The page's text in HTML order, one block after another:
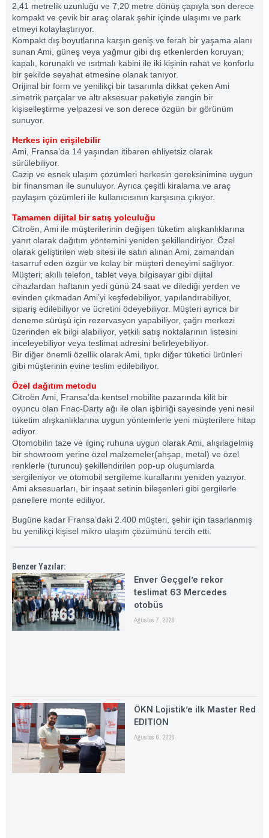
2,41 metrelik uzunluğu ve 7,20 metre dönüş çapıyla son derece
kompakt ve çevik bir araç olarak şehir içinde ulaşımı ve park
etmeyi kolaylaştırıyor.
Kompakt dış boyutlarına karşın geniş ve ferah bir yaşama alanı
sunan Ami, güneş veya yağmur gibi dış etkenlerden koruyan;
kapalı, korunaklı ve ısıtmalı kabini ile iki kişinin rahat ve konforlu
bir şekilde seyahat etmesine olanak tanıyor.
Orijinal bir form ve yenilikçi bir tasarımla dikkat çeken Ami
simetrik parçalar ve altı aksesuar paketiyle zengin bir
kişiselleştirme yelpazesi ve son derece özgün bir görünüm
sunuyor.
Herkes için erişilebilir
Ami, Fransa’da 14 yaşından itibaren ehliyetsiz olarak
sürülebiliyor.
Cazip ve esnek ulaşım çözümleri herkesin gereksinimine uygun
bir finansman ile sunuluyor. Ayrıca çeşitli kiralama ve araç
paylaşım çözümleri ile kullanıcısının karşısına çıkıyor.
Tamamen dijital bir satış yolculuğu
Citroën, Ami ile müşterilerinin değişen tüketim alışkanlıklarına
yanıt olarak dağıtım yöntemini yeniden şekillendiriyor. Özel
olarak geliştirilen web sitesi ile satın alınan Ami, zamandan
tasarruf eden özgür ve kolay bir müşteri deneyimi sağlıyor.
Müşteri; akıllı telefon, tablet veya bilgisayar gibi dijital
cihazlardan haftanın yedi günü 24 saat ve dilediği yerden ve
evinden çıkmadan Ami’yi keşfedebiliyor, yapılandırabiliyor,
sipariş edilebiliyor ve ücretini ödeyebiliyor. Müşteri ayrıca bir
deneme sürüşü için rezervasyon yapabiliyor, çağrı merkezi
üzerinden ek bilgi alabiliyor, yetkili satış noktalarının listesini
inceleyebiliyor veya teslimat adresini belirleyebiliyor.
Bir diğer önemli özellik olarak Ami, tıpkı diğer tüketici ürünleri
gibi müşterinin evine teslim edilebiliyor.
Özel dağıtım metodu
Citroën Ami, Fransa’da kentsel mobilite pazarında kilit bir
oyuncu olan Fnac-Darty ağı ile olan işbirliği sayesinde yeni nesil
tüketim alışkanlıklarına uygun yöntemlerle yeni müşterilere hitap
ediyor.
Otomobilin taze ve ilginç ruhuna uygun olarak Ami, alışılagelmiş
bir showroom yerine özel malzemeler(ahşap, metal) ve özel
renklerle (turuncu) şekillendirilen pop-up oluşumlarda
sergileniyor ve otomobil sergileme kurallarını yeniden yazıyor.
Ami aksesuarları, bir inşaat setinin bileşenleri gibi gergilerle
panellere monte ediliyor.
Bugüne kadar Fransa’daki 2.400 müşteri, şehir için tasarlanmış
bu yenilikçi kişisel mikro ulaşım çözümünü tercih etti.
Benzer Yazılar:
Enver Geçgel’e rekor
teslimat 63 Mercedes
otobüs
Ağustos 7, 2026
ÖKN Lojistik’e ilk Master Red
EDITION
Ağustos 6, 2026